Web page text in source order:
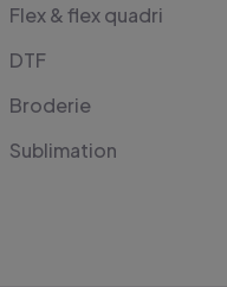
Flex & flex quadri
DTF
Broderie
Sublimation